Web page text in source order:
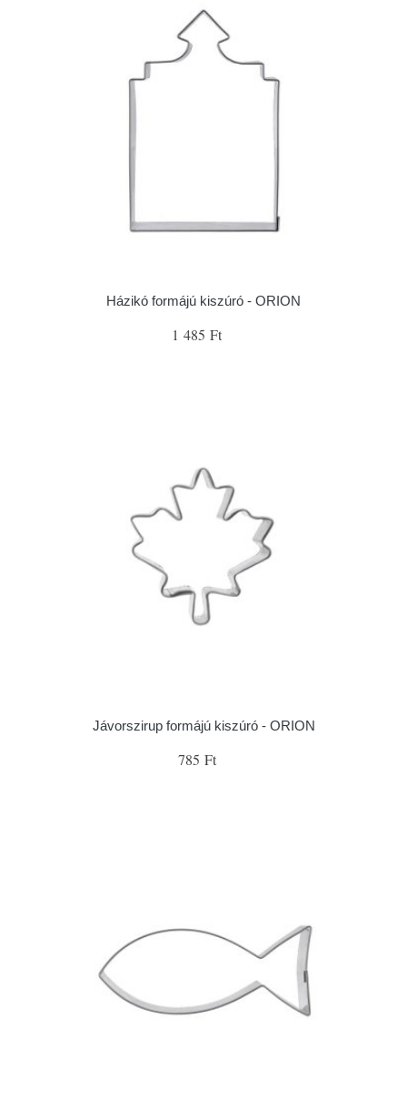
Házikó formájú kiszúró - ORION
1 485 Ft
Jávorszirup formájú kiszúró - ORION
785 Ft